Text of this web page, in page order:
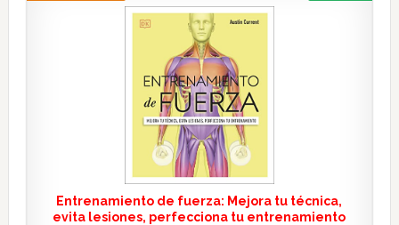
Entrenamiento de fuerza: Mejora tu técnica,
evita lesiones, perfecciona tu entrenamiento